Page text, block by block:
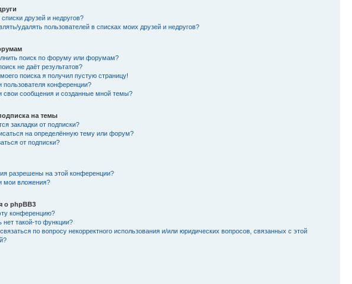
друзей и недругов?
удалять пользователей в списках моих друзей и недругов?
поиск по форуму или форумам?
не даёт результатов?
поиска я получил пустую страницу!
пользователя конференции?
свои сообщения и созданные мной темы?
на темы
закладки от подписки?
на определённую тему или форум?
от подписки?
разрешены на этой конференции?
мои вложения?
о phpBB3
конференцию?
нет такой-то функции?
по вопросу некорректного использования и/или юридических вопросов, связанных с этой